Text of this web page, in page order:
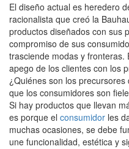
El diseño actual es heredero
racionalista que creó la
productos diseñados con sus
compromiso de sus
trasciende modas y
apego de los clientes con los
¿Quiénes son los
que los consumidores son
Si hay productos que llevan
es porque el consumidor les
muchas ocasiones, se debe
une funcionalidad, estética y